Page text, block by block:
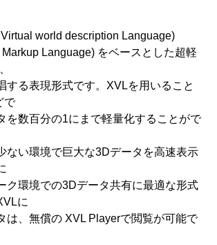
world description Language)
Language) をベースとした超軽
する表現形式です。XVLを用いること
で
を数百分の1にまで軽量化することがで
ない環境で巨大な3Dデータを高速表示
ク環境での3Dデータ共有に最適な形式
に
は、無償の XVL Playerで閲覧が可能で